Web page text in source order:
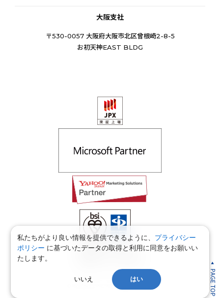
大阪支社
〒530-0057 大阪府大阪市北区曾根崎2-8-5
お初天神EAST BLDG
© INFONET inc. All Rights Reserved.
私たちがより良い情報を提供できるように、 プライバシー
ポリシー に基づいたデータの取得と利用に同意をお願いい
たします。
いいえ はい